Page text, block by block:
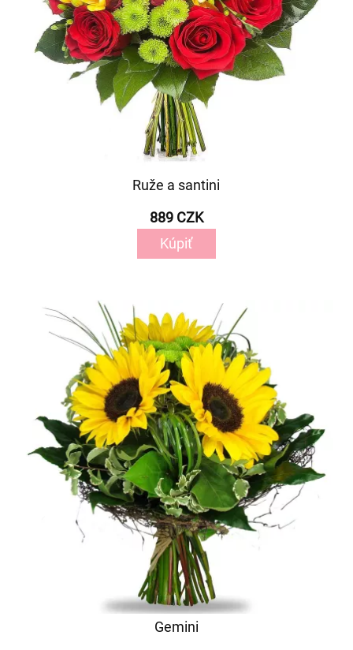
Ruže a santini
889 CZK
Kúpiť
Gemini